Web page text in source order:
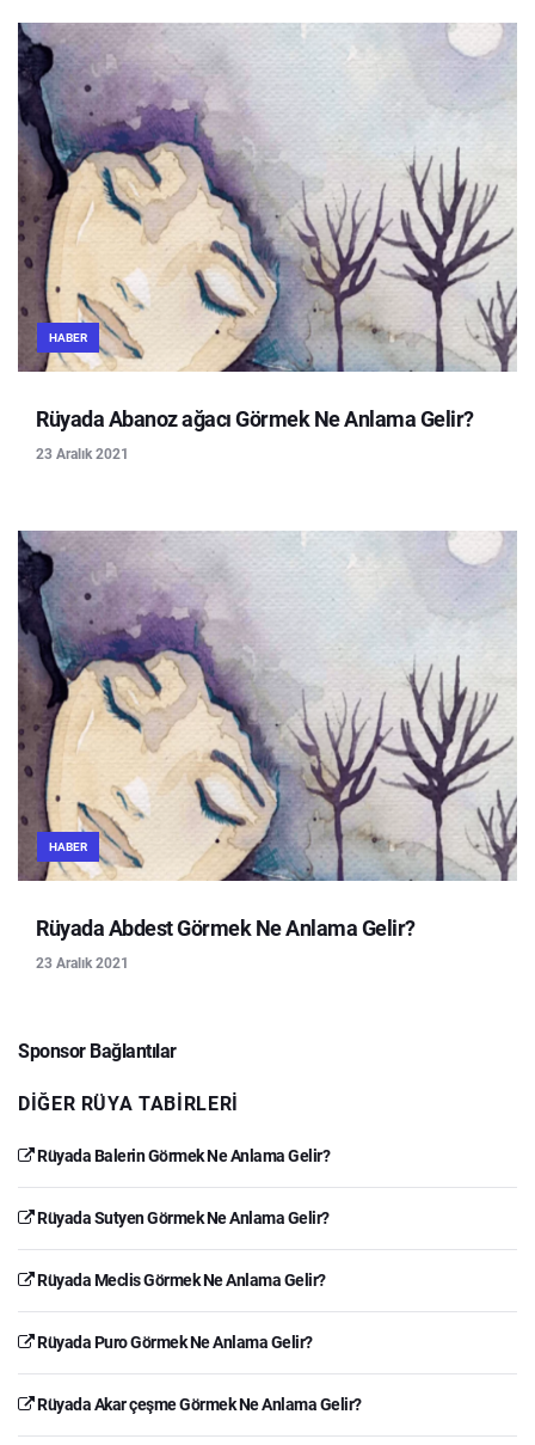
HABER
Rüyada Abanoz ağacı Görmek Ne Anlama Gelir?
23 Aralık 2021
HABER
Rüyada Abdest Görmek Ne Anlama Gelir?
23 Aralık 2021
Sponsor Bağlantılar
DIĞER RÜYA TABIRLERI
Rüyada Balerin Görmek Ne Anlama Gelir?
Rüyada Sutyen Görmek Ne Anlama Gelir?
Rüyada Meclis Görmek Ne Anlama Gelir?
Rüyada Puro Görmek Ne Anlama Gelir?
Rüyada Akar çeşme Görmek Ne Anlama Gelir?